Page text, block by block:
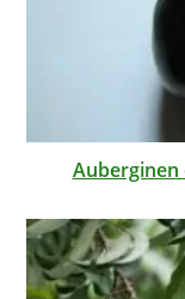
Auberginen